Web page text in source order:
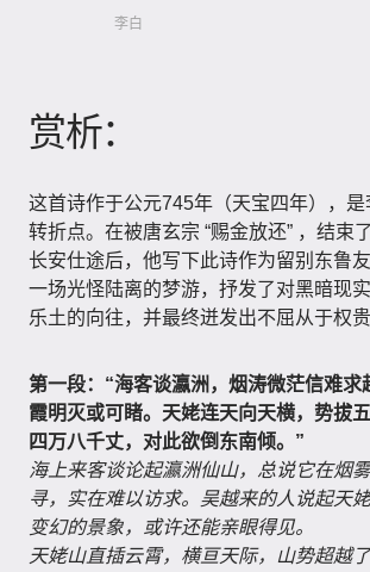
李白
赏析：
这首诗作于公元745年（天宝四年），
转折点。在被唐玄宗 “赐金放还” ，结束
长安仕途后，他写下此诗作为留别东鲁
一场光怪陆离的梦游，抒发了对黑暗现
乐土的向往，并最终迸发出不屈从于权贵
第一段：“海客谈瀛洲，烟涛微茫信难求
霞明灭或可睹。天姥连天向天横，势拔
四万八千丈，对此欲倒东南倾。”
海上来客谈论起瀛洲仙山，总说它在烟
寻，实在难以访求。吴越来的人说起天
变幻的景象，或许还能亲眼得见。
天姥山直插云霄，横亘天际，山势超越